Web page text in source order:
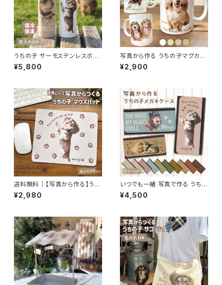
うちの子 サーモステンレスボト
ル 370ml 名入れ無料 送料無
料名入れ無料 送料無料
¥5,800
写真から作る うちの子マグカッ
プ 名入れ対応｜ペット 写真入り
オーダーメイド ギフト 犬 猫 う
¥2,900
送料無料｜【写真から作る】うち
の子マウスパッド｜名入れオー
ダーメイド
¥2,980
いつでも一緒 写真で作る うちの
子メガネケース 名入れ対応
¥4,500